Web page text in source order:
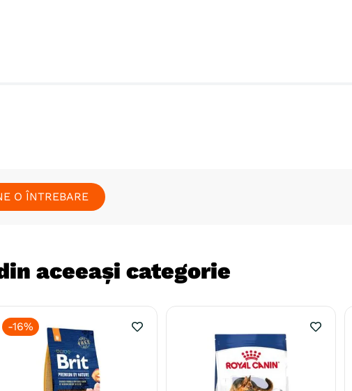
O ÎNTREBARE
aceeași categorie
-16%